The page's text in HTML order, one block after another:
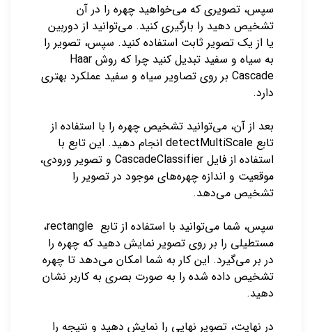
سپس، تصویری که می‌خواهید چهره را در آن
تشخیص دهید را بارگیری کنید. می‌توانید از دوربین
یا از یک تصویر ثابت استفاده کنید. سپس، تصویر را
به سیاه و سفید تبدیل کنید چرا که روش Haar
Cascade بر روی تصاویر سیاه و سفید عملکرد بهتری
دارد.
بعد از آن، می‌توانید تشخیص چهره را با استفاده از
تابع detectMultiScale انجام دهید. این تابع با
استفاده از فایل CascadeClassifier و تصویر ورودی،
موقعیت و اندازه چهره‌های موجود در تصویر را
تشخیص می‌دهد.
سپس، شما می‌توانید با استفاده از تابع rectangle،
مستطیلی را بر روی تصویر نمایش دهید که چهره را
در بر می‌گیرد. این کار به شما امکان می‌دهد تا چهره
تشخیص داده شده را به صورت بصری به کاربر نشان
دهید.
در نهایت، تصویر نهایی را نمایش دهید و نتیجه را